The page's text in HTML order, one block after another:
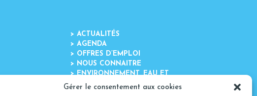
Gérer le consentement aux cookies
> ACTUALITÉS
> AGENDA
> OFFRES D’EMPLOI
> NOUS CONNAITRE
>ENVIRONNEMENT, EAU ET
DÉCHETS
> AMÉNAGEMENT ET